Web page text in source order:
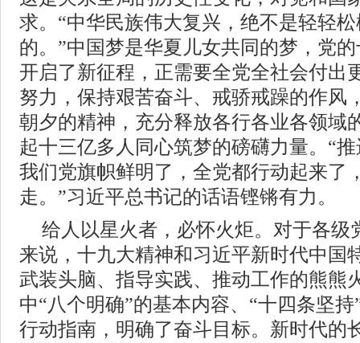
求。“中华民族伟大复兴，绝不是轻轻
的。”中国梦是华夏儿女共同的梦，党
开启了新征程，正需要全党全社会付出
努力，保持艰苦奋斗、戒骄戒躁的作风
朝夕的精神，充分释放各行各业各领域
起十三亿多人同心筑梦的磅礴力量。“
我们党旗帜鲜明了，全党都行动起来了
走。”习近平总书记的话语铿锵有力。
给人以星火者，必怀火炬。对于各级
来说，十九大精神和习近平新时代中国
武装头脑、指导实践、推动工作的熊熊
中“八个明确”的基本内容、“十四条坚
行动指南，明确了奋斗目标。新时代的